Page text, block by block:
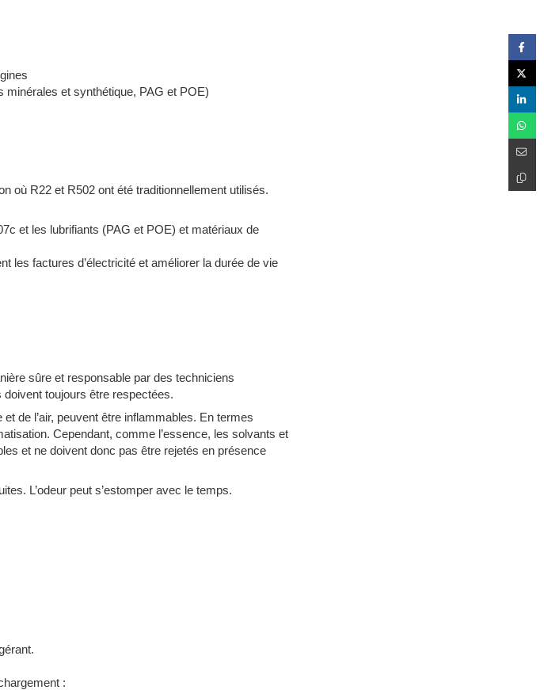
minérales et synthétique, PAG et POE)
où R22 et R502 ont été traditionnellement utilisés.
et les lubrifiants (PAG et POE) et matériaux de
les factures d’électricité et améliorer la durée de vie
sûre et responsable par des techniciens
toujours être respectées.
de l’air, peuvent être inflammables. En termes
Cependant, comme l’essence, les solvants et
et ne doivent donc pas être rejetés en présence
L’odeur peut s’estomper avec le temps.
: